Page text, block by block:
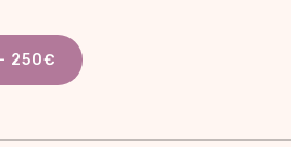
- 250€